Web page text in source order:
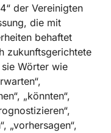
der Vereinigten
die mit
behaftet
zukunftsgerichtete
Wörter wie
„könnten“,
„vorhersagen“,